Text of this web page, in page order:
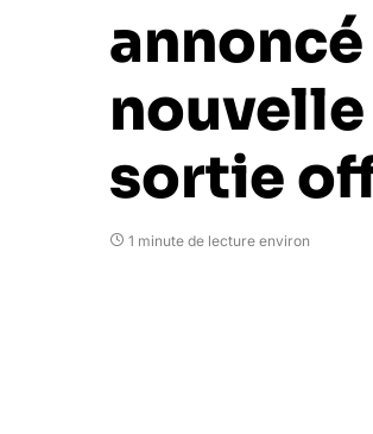
sortie
1 minute de lecture environ